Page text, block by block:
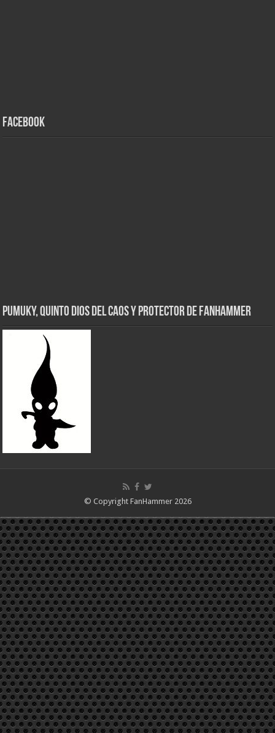
Facebook
Pumuky, Quinto Dios del Caos y Protector de FanHammer
© Copyright FanHammer 2026